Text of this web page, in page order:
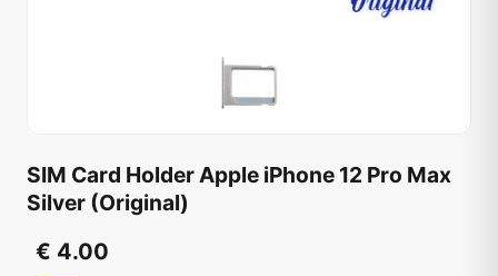
SIM Card Holder Apple iPhone 12 Pro Max
Silver (Original)
€ 4.00